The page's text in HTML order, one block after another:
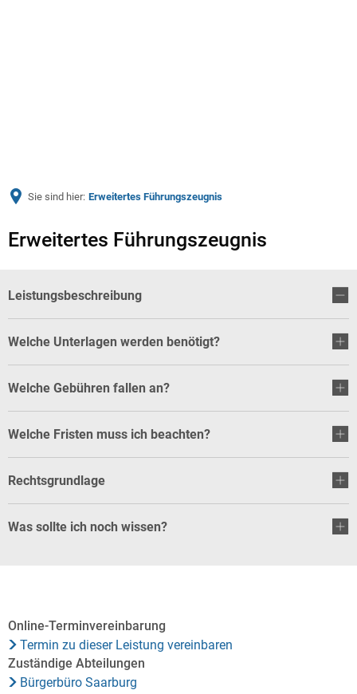
Sie sind hier: Erweitertes Führungszeugnis
Erweitertes Führungszeugnis
Leistungsbeschreibung
Welche Unterlagen werden benötigt?
Welche Gebühren fallen an?
Welche Fristen muss ich beachten?
Rechtsgrundlage
Was sollte ich noch wissen?
Online-Terminvereinbarung
Termin zu dieser Leistung vereinbaren
Zuständige Abteilungen
Bürgerbüro Saarburg